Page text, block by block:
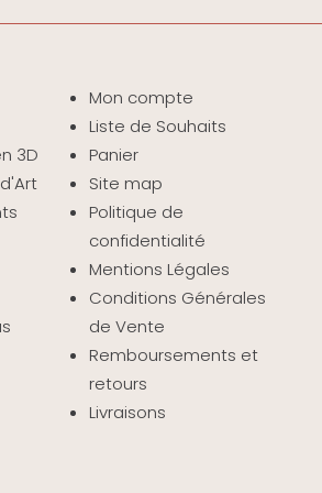
3D
Mon compte
Liste de Souhaits
Panier
Site map
Politique de
confidentialité
Mentions Légales
Conditions Générales
de Vente
Remboursements et
retours
Livraisons